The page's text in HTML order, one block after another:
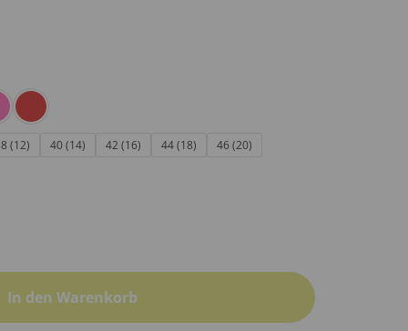
(12) 40 (14) 42 (16) 44 (18) 46 (20)
In den Warenkorb